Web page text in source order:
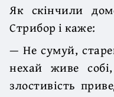
Як скінчили
Стрибор і каже:
— Не сумуй,
нехай живе
злостивість